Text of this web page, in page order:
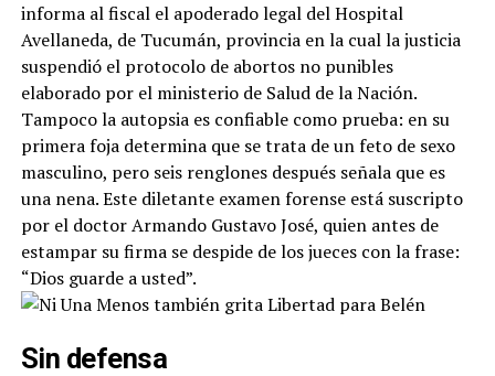
informa al fiscal el apoderado legal del Hospital
Avellaneda, de Tucumán, provincia en la cual la justicia
suspendió el protocolo de abortos no punibles
elaborado por el ministerio de Salud de la Nación.
Tampoco la autopsia es confiable como prueba: en su
primera foja determina que se trata de un feto de sexo
masculino, pero seis renglones después señala que es
una nena. Este diletante examen forense está suscripto
por el doctor Armando Gustavo José, quien antes de
estampar su firma se despide de los jueces con la frase:
“Dios guarde a usted”.
Sin defensa